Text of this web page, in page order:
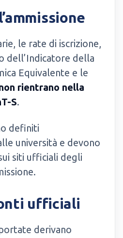
le rate di iscrizione,
dell’Indicatore della
Equivalente e le
rientrano nella
S.
definiti
università e devono
siti ufficiali degli
ufficiali
derivano